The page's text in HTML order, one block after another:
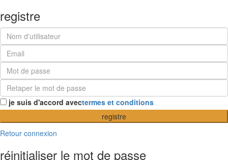
registre
je suis d'accord avectermes et conditions
registre
Retour connexion
réinitialiser le mot de passe